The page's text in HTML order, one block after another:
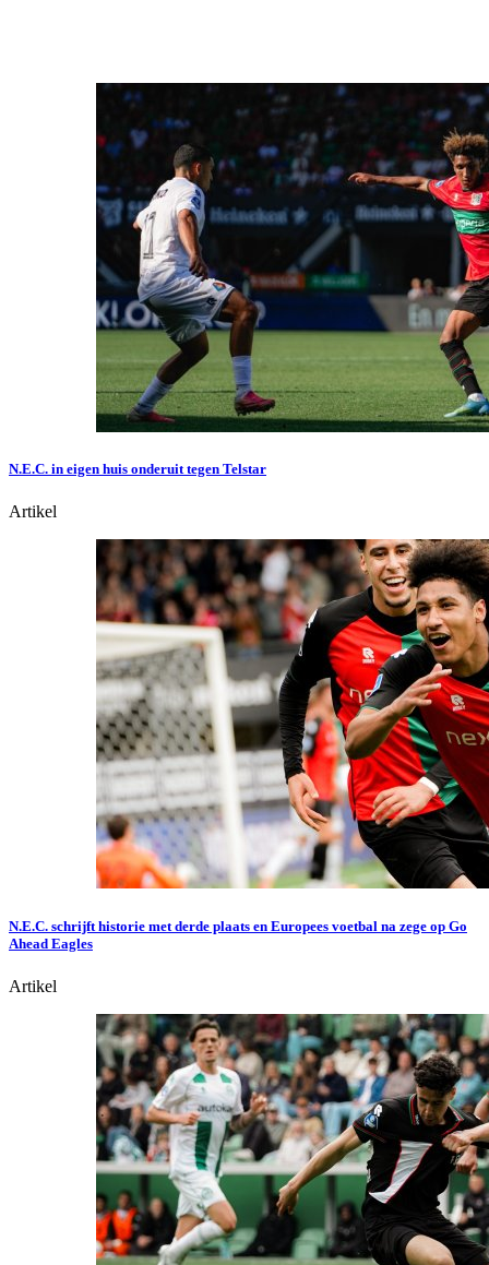
N.E.C. in eigen huis onderuit tegen Telstar
Artikel
N.E.C. schrijft historie met derde plaats en Europees voetbal na zege op Go
Ahead Eagles
Artikel